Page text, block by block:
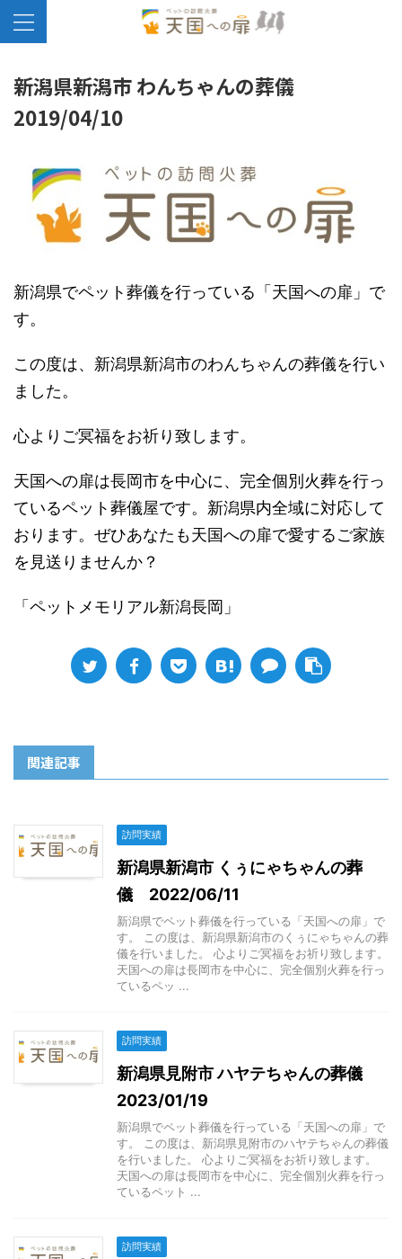
新潟県新潟市 わんちゃんの葬儀
2019/04/10
新潟県でペット葬儀を行っている「天国への扉」で
す。
この度は、新潟県新潟市のわんちゃんの葬儀を行い
ました。
心よりご冥福をお祈り致します。
天国への扉は長岡市を中心に、完全個別火葬を行っ
ているペット葬儀屋です。新潟県内全域に対応して
おります。ぜひあなたも天国への扉で愛するご家族
を見送りませんか？
「ペットメモリアル新潟長岡」
関連記事
訪問実績
新潟県新潟市 くぅにゃちゃんの葬
儀 2022/06/11
新潟県でペット葬儀を行っている「天国への扉」で
す。 この度は、新潟県新潟市のくぅにゃちゃんの葬
儀を行いました。 心よりご冥福をお祈り致します。
天国への扉は長岡市を中心に、完全個別火葬を行っ
ているペッ ...
訪問実績
新潟県見附市 ハヤテちゃんの葬儀
2023/01/19
新潟県でペット葬儀を行っている「天国への扉」で
す。 この度は、新潟県見附市のハヤテちゃんの葬儀
を行いました。 心よりご冥福をお祈り致します。
天国への扉は長岡市を中心に、完全個別火葬を行っ
ているペット ...
訪問実績